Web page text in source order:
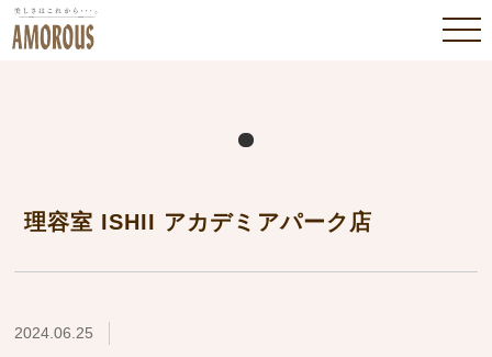
理容室 ISHII アカデミアパーク店
2024.06.25